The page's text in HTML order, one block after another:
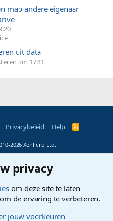
map andere eigenaar
uit data
om 17:41
Privacybeleid Help
R
S
2026 XenForo Ltd.
privacy
om deze site te laten
de ervaring te verbeteren.
jouw voorkeuren